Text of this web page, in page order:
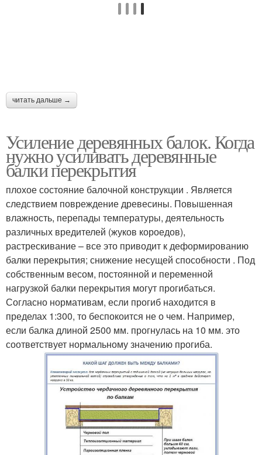
читать дальше →
Усиление деревянных балок. Когда
нужно усиливать деревянные
балки перекрытия
плохое состояние балочной конструкции . Является
следствием повреждение древесины. Повышенная
влажность, перепады температуры, деятельность
различных вредителей (жуков короедов),
растрескивание – все это приводит к деформированию
балки перекрытия; снижение несущей способности . Под
собственным весом, постоянной и переменной
нагрузкой балки перекрытия могут прогибаться.
Согласно нормативам, если прогиб находится в
пределах 1:300, то беспокоится не о чем. Например,
если балка длиной 2500 мм. прогнулась на 10 мм. это
соответствует нормальному значению прогиба.